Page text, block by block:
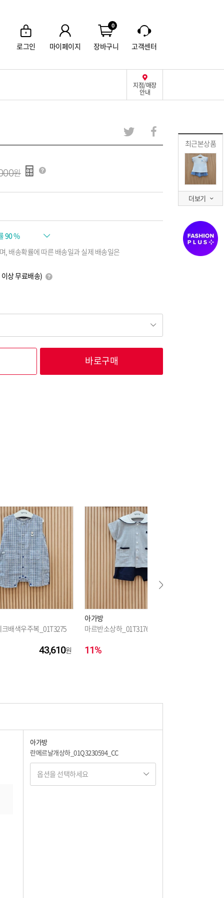
로그인 마이페이지
0
장바구니 고객센터
지점/매장
안내
최근본상품
더보기
90 %
, 배송확률에 따른 배송일과 실제 배송일은
상 무료배송)
19,580
바로구매
배색우주복_01T3275
43,610
아가방
마르반소상하_01T317609_CC
11%
아가방
란메르날개상하_01Q3230594_CC
옵션을 선택하세요